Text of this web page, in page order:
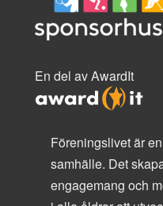
En del av AwardIt
Föreningslivet är
samhälle. Det
engagemang och